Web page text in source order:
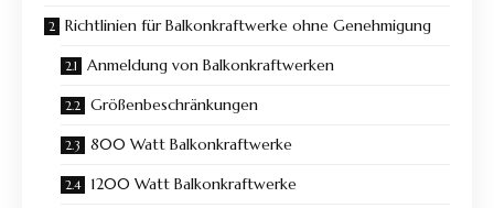
Richtlinien für Balkonkraftwerke ohne Genehmigung
Anmeldung von Balkonkraftwerken
Größenbeschränkungen
800 Watt Balkonkraftwerke
1200 Watt Balkonkraftwerke